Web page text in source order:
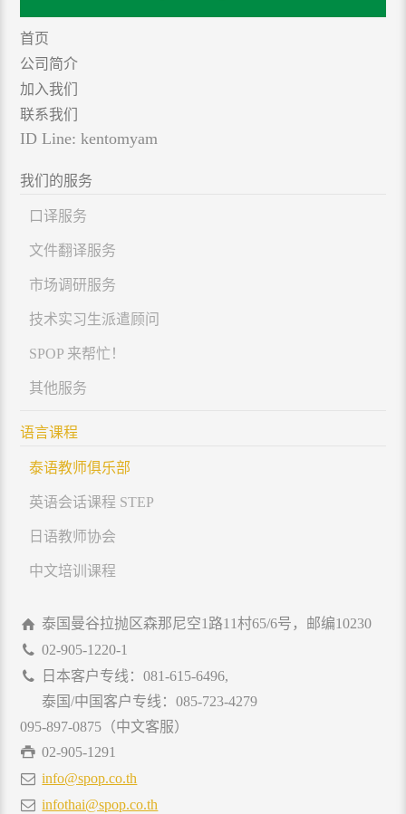
首页
公司简介
加入我们
联系我们
ID Line: kentomyam
我们的服务
口译服务
文件翻译服务
市场调研服务
技术实习生派遣顾问
SPOP 来帮忙！
其他服务
语言课程
泰语教师俱乐部
英语会话课程 STEP
日语教师协会
中文培训课程
泰国曼谷拉抛区森那尼空1路11村65/6号，邮编10230
02-905-1220-1
日本客户专线：081-615-6496,
泰国/中国客户专线：085-723-4279
095-897-0875（中文客服）
02-905-1291
info@spop.co.th
infothai@spop.co.th